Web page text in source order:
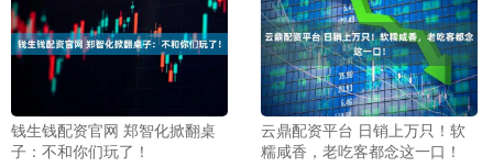
钱生钱配资官网 郑智化掀翻桌
子：不和你们玩了！
云鼎配资平台 日销上万只！软
糯咸香，老吃客都念这一口！